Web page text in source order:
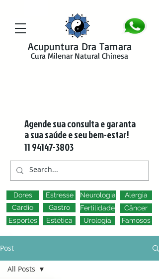
Acupuntura Dra Tamara
Cura Milenar Natural Chinesa
Agende sua consulta e garanta
a sua saúde e seu bem-estar!
11 94147-3803
Dores
Cardio
Esportes
Estresse
Gastro
Estética
Neurologia
Fertilidade
Urologia
Alergia
Câncer
Famosos
Post
All Posts